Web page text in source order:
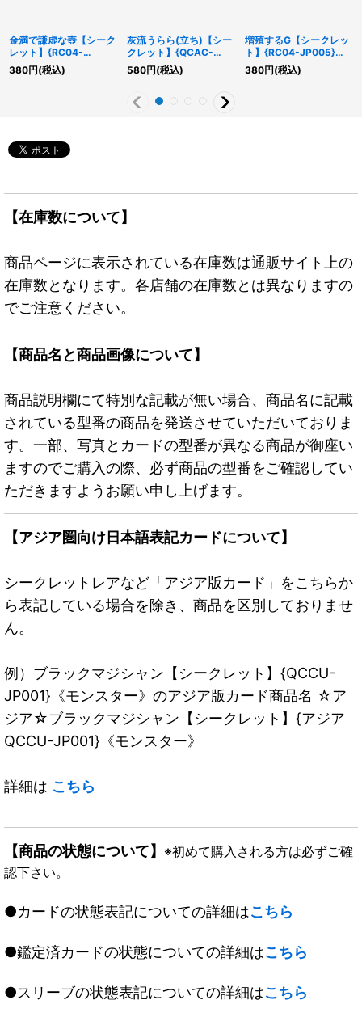
金満で謙虚な壺【シーク
レット】{RC04-
JP067}《魔法》
380円(税込)
灰流うらら(立ち)【シー
クレット】{QCAC-
JP050}《モンスター》
580円(税込)
増殖するG【シークレッ
ト】{RC04-JP005}
《モンスター》
380円(税込)
【在庫数について】
商品ページに表示されている在庫数は通販サイト上の
在庫数となります。各店舗の在庫数とは異なりますの
でご注意ください。
【商品名と商品画像について】
商品説明欄にて特別な記載が無い場合、商品名に記載
されている型番の商品を発送させていただいておりま
す。一部、写真とカードの型番が異なる商品が御座い
ますのでご購入の際、必ず商品の型番をご確認してい
ただきますようお願い申し上げます。
【アジア圏向け日本語表記カードについて】
シークレットレアなど「アジア版カード」をこちらか
ら表記している場合を除き、商品を区別しておりませ
ん。
例）ブラックマジシャン【シークレット】{QCCU-
JP001}《モンスター》のアジア版カード商品名 ☆ア
ジア☆ブラックマジシャン【シークレット】{アジア
QCCU-JP001}《モンスター》
詳細は こちら
【商品の状態について】 ※初めて購入される方は必ずご確
認下さい。
●カードの状態表記についての詳細はこちら
●鑑定済カードの状態についての詳細はこちら
●スリーブの状態表記についての詳細はこちら